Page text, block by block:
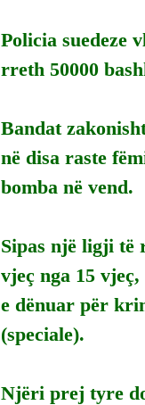
Policia suedeze
rreth 50000
Bandat
në disa raste
bomba në vend.
Sipas një ligji të
vjeç nga 15
e dënuar për
(speciale).
Njëri prej tyre